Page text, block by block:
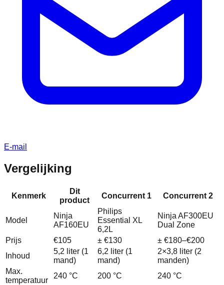
E-mail
Vergelijking
Kenmerk
Dit
product
Concurrent 1 Concurrent 2
Model
Ninja
AF160EU
Philips
Essential XL
6,2L
Ninja AF300EU
Dual Zone
Prijs
€105 ± €130
± €180–€200
Inhoud
5,2 liter (1
mand)
6,2 liter (1
mand)
2×3,8 liter (2
manden)
Max.
temperatuur
240 °C 200 °C 240 °C